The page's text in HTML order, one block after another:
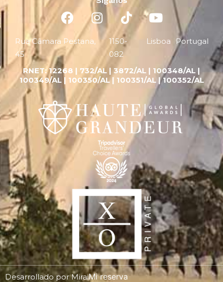
Rua Câmara Pestana,
45
1150-
082
Lisboa Portugal
RNET:12268 | 732/AL | 3872/AL | 100348/AL |
100349/AL | 100350/AL | 100351/AL | 100352/AL
Desarrollado porMiraiMi reserva